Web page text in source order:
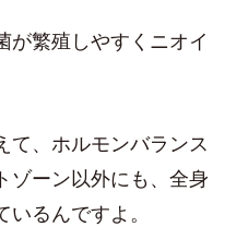
が繁殖しやすくニオイ
て、ホルモンバランス
ゾーン以外にも、全身
るんですよ。